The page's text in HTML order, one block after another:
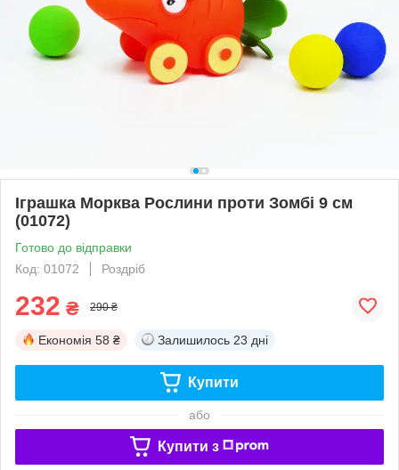
Іграшка Морква Рослини проти Зомбі 9 см
(01072)
Готово до відправки
Код: 01072
Роздріб
232 ₴ 290 ₴
Економія 58 ₴ Залишилось 23 дні
Купити
або
Купити з